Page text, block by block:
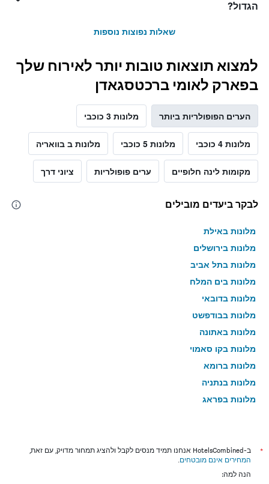
הגדול?
שאלות נפוצות נוספות
למצוא תוצאות טובות יותר לאירוח שלך
בפארק לאומי ברכטסגאדן
הערים הפופולריות ביותר מלונות 3 כוכבי
מלונות 4 כוכבי מלונות 5 כוכבי מלונות ב בוואריה
מקומות לינה חלופיים ערים פופולריות ציוני דרך
לבקר ביעדים מובילים
מלונות באילת
מלונות בירושלים
מלונות בתל אביב
מלונות בים המלח
מלונות בדובאי
מלונות בבודפשט
מלונות באתונה
מלונות בקו סאמוי
מלונות ברומא
מלונות בנתניה
מלונות בפראג
מלונות בניו יורק
מלונות בבנגקוק
*
ב-HotelsCombined אנחנו תמיד מנסים לקבל ולהציג תמחור מדויק, עם זאת,
המחירים אינם מובטחים.
הנה למה: